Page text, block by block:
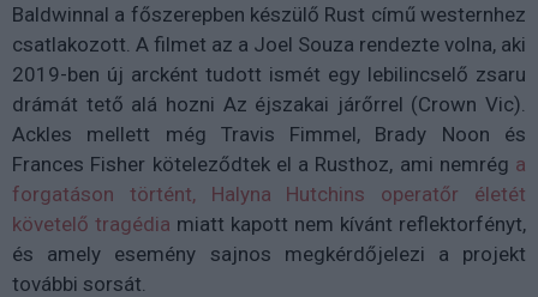
Baldwinnal a főszerepben készülő Rust című westernhez
csatlakozott. A filmet az a Joel Souza rendezte volna, aki
2019-ben új arcként tudott ismét egy lebilincselő zsaru
drámát tető alá hozni Az éjszakai járőrrel (Crown Vic).
Ackles mellett még Travis Fimmel, Brady Noon és
Frances Fisher köteleződtek el a Rusthoz, ami nemrég a
forgatáson történt, Halyna Hutchins operatőr életét
követelő tragédia miatt kapott nem kívánt reflektorfényt,
és amely esemény sajnos megkérdőjelezi a projekt
további sorsát.